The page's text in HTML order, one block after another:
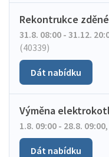
Rekontrukce
31.8. 08:00 - 31.12.
(40339)
Dát nabídku
Výměna
1.8. 09:00 - 28.8. 09:00,
Dát nabídku